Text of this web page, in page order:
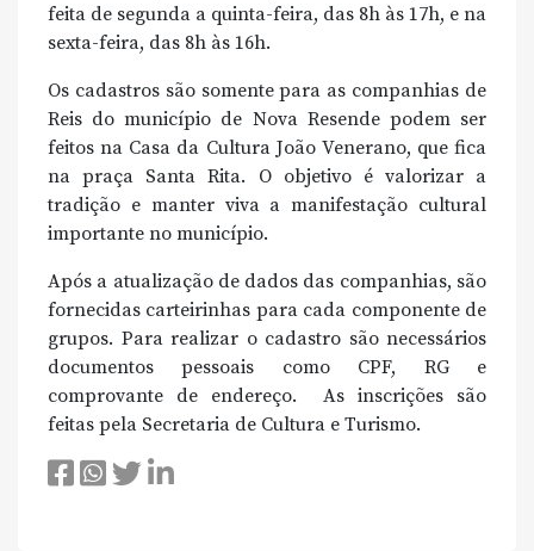
feita de segunda a quinta-feira, das 8h às 17h, e na
sexta-feira, das 8h às 16h.
Os cadastros são somente para as companhias de
Reis do município de Nova Resende podem ser
feitos na Casa da Cultura João Venerano, que fica
na praça Santa Rita. O objetivo é valorizar a
tradição e manter viva a manifestação cultural
importante no município.
Após a atualização de dados das companhias, são
fornecidas carteirinhas para cada componente de
grupos. Para realizar o cadastro são necessários
documentos pessoais como CPF, RG e
comprovante de endereço. As inscrições são
feitas pela Secretaria de Cultura e Turismo.